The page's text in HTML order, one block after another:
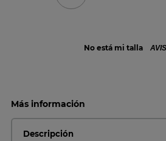
No está mi talla
Más información
Descripción